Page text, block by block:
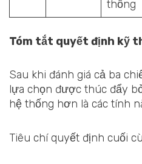
thống
Tóm tắt quyết định kỹ
Sau khi đánh giá cả ba
lựa chọn được thúc đẩy
hệ thống hơn là các tính
Tiêu chí quyết định cuối